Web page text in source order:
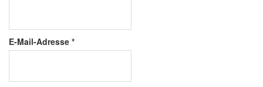
E-Mail-Adresse *